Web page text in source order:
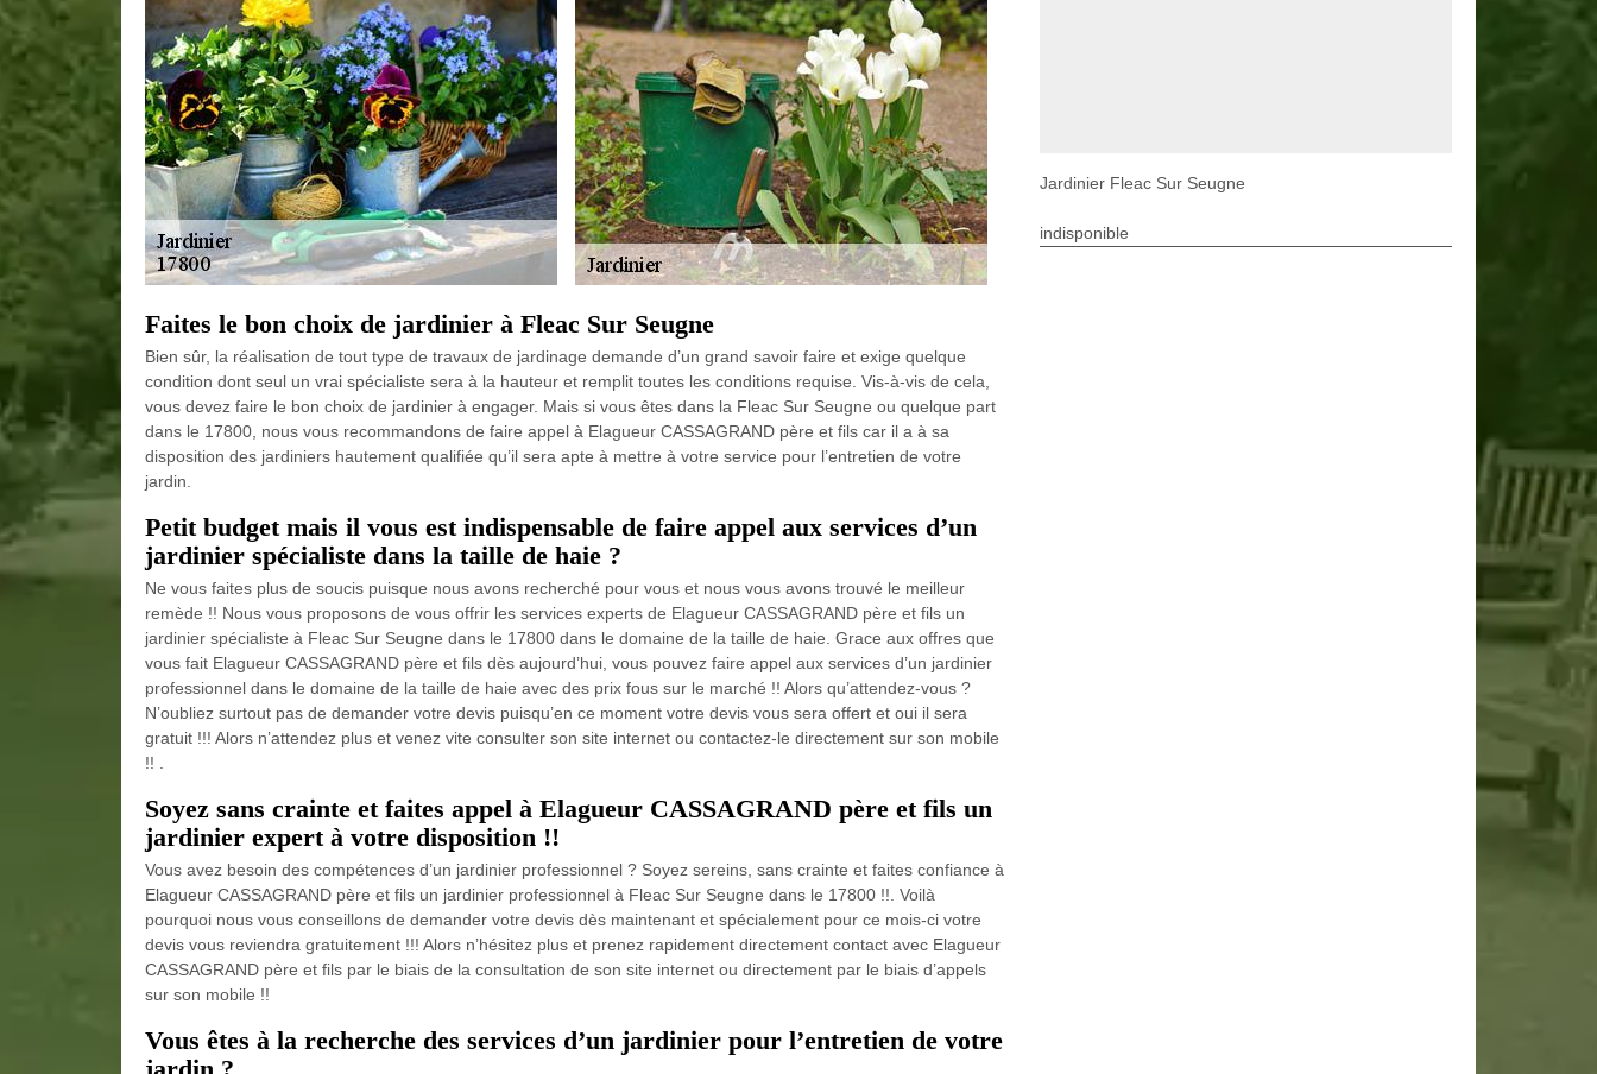
Faites le bon choix de jardinier à Fleac Sur Seugne
Bien sûr, la réalisation de tout type de travaux de jardinage demande d’un grand savoir faire et exige quelque
condition dont seul un vrai spécialiste sera à la hauteur et remplit toutes les conditions requise. Vis-à-vis de cela,
vous devez faire le bon choix de jardinier à engager. Mais si vous êtes dans la Fleac Sur Seugne ou quelque part
dans le 17800, nous vous recommandons de faire appel à Elagueur CASSAGRAND père et fils car il a à sa
disposition des jardiniers hautement qualifiée qu’il sera apte à mettre à votre service pour l’entretien de votre
jardin.
Petit budget mais il vous est indispensable de faire appel aux services d’un
jardinier spécialiste dans la taille de haie ?
Ne vous faites plus de soucis puisque nous avons recherché pour vous et nous vous avons trouvé le meilleur
remède !! Nous vous proposons de vous offrir les services experts de Elagueur CASSAGRAND père et fils un
jardinier spécialiste à Fleac Sur Seugne dans le 17800 dans le domaine de la taille de haie. Grace aux offres que
vous fait Elagueur CASSAGRAND père et fils dès aujourd’hui, vous pouvez faire appel aux services d’un jardinier
professionnel dans le domaine de la taille de haie avec des prix fous sur le marché !! Alors qu’attendez-vous ?
N’oubliez surtout pas de demander votre devis puisqu’en ce moment votre devis vous sera offert et oui il sera
gratuit !!! Alors n’attendez plus et venez vite consulter son site internet ou contactez-le directement sur son mobile
!! .
Soyez sans crainte et faites appel à Elagueur CASSAGRAND père et fils un
jardinier expert à votre disposition !!
Vous avez besoin des compétences d’un jardinier professionnel ? Soyez sereins, sans crainte et faites confiance à
Elagueur CASSAGRAND père et fils un jardinier professionnel à Fleac Sur Seugne dans le 17800 !!. Voilà
pourquoi nous vous conseillons de demander votre devis dès maintenant et spécialement pour ce mois-ci votre
devis vous reviendra gratuitement !!! Alors n’hésitez plus et prenez rapidement directement contact avec Elagueur
CASSAGRAND père et fils par le biais de la consultation de son site internet ou directement par le biais d’appels
sur son mobile !!
Vous êtes à la recherche des services d’un jardinier pour l’entretien de votre
Jardinier Fleac Sur Seugne
indisponible